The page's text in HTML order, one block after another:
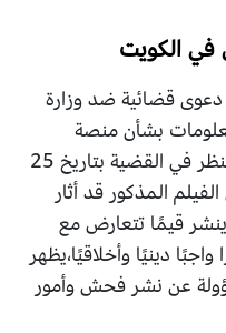
الكويت
قضائية ضد وزارة
بشأن منصة
نتفليكس، حيث تم تحديد موعد للنظر في القضية بتاريخ 25
المذكور قد أثار
قيمًا تتعارض مع
دينيًا وأخلاقيًا،يظهر
عن نشر فحش وأمور